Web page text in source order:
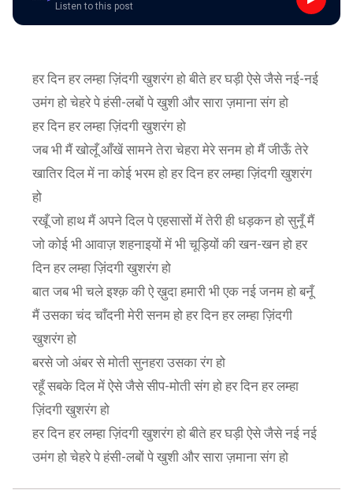
Listen to this post
हर दिन हर लम्हा ज़िंदगी खुशरंग हो बीते हर घड़ी ऐसे जैसे नई-नई
उमंग हो चेहरे पे हंसी-लबों पे खुशी और सारा ज़माना संग हो
हर दिन हर लम्हा ज़िंदगी खुशरंग हो
जब भी मैं खोलूँ आँखें सामने तेरा चेहरा मेरे सनम हो मैं जीऊँ तेरे
खातिर दिल में ना कोई भरम हो हर दिन हर लम्हा ज़िंदगी खुशरंग
हो
रखूँ जो हाथ मैं अपने दिल पे एहसासों में तेरी ही धड़कन हो सुनूँ मैं
जो कोई भी आवाज़ शहनाइयों में भी चूड़ियों की खन-खन हो हर
दिन हर लम्हा ज़िंदगी खुशरंग हो
बात जब भी चले इश्क़ की ऐ ख़ुदा हमारी भी एक नई जनम हो बनूँ
मैं उसका चंद चाँदनी मेरी सनम हो हर दिन हर लम्हा ज़िंदगी
खुशरंग हो
बरसे जो अंबर से मोती सुनहरा उसका रंग हो
रहूँ सबके दिल में ऐसे जैसे सीप-मोती संग हो हर दिन हर लम्हा
ज़िंदगी खुशरंग हो
हर दिन हर लम्हा ज़िंदगी खुशरंग हो बीते हर घड़ी ऐसे जैसे नई नई
उमंग हो चेहरे पे हंसी-लबों पे खुशी और सारा ज़माना संग हो